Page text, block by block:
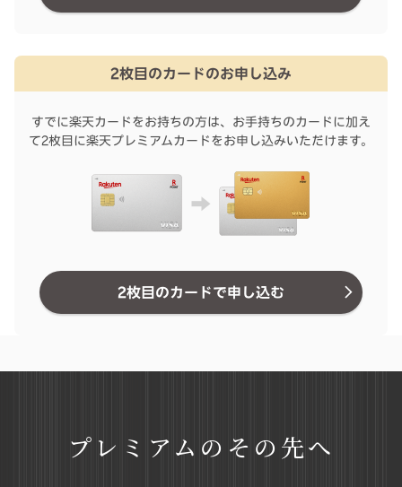
2枚目のカードのお申し込み
すでに楽天カードをお持ちの方は、お手持ちのカードに加え
て2枚目に楽天プレミアムカードをお申し込みいただけます。
2枚目のカードで申し込む
プレミアムのその先へ